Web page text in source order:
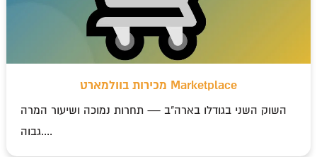
מכירות בוולמארט Marketplace
השוק השני בגודלו בארה"ב — תחרות נמוכה ושיעור המרה
גבוה....